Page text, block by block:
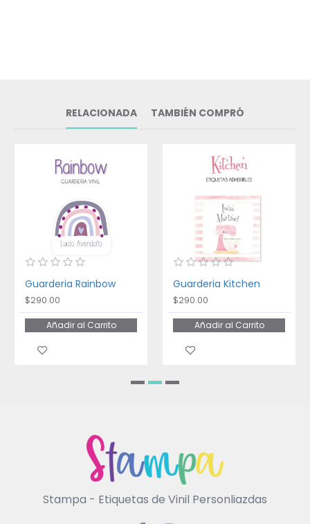
RELACIONADA TAMBIÉN COMPRÓ
Guarderia Rainbow
$290.00
Añadir al Carrito
Guarderia Kitchen
$290.00
Añadir al Carrito
Stampa - Etiquetas de Vinil Personliazdas